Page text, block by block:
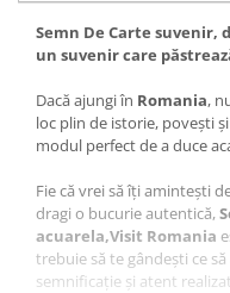
Semn De Carte suvenir,
un suvenir care
Dacă ajungi în Romania,
loc plin de istorie, povești
modul perfect de a duce
Fie că vrei să îți amintești
dragi o bucurie autentică,
acuarela,Visit Romania
trebuie să te gândești ce
semnificație și atent realizat.